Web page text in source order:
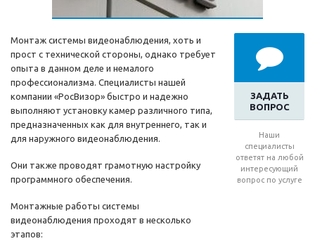
ЗАДАТЬ
ВОПРОС
Наши
специалисты
ответят на любой
интересующий
вопрос по услуге
Монтаж системы видеонаблюдения, хоть и
прост с технической стороны, однако требует
опыта в данном деле и немалого
профессионализма. Специалисты нашей
компании «РосВизор» быстро и надежно
выполняют установку камер различного типа,
предназначенных как для внутреннего, так и
для наружного видеонаблюдения.
Они также проводят грамотную настройку
программного обеспечения.
Монтажные работы системы
видеонаблюдения проходят в несколько
этапов: